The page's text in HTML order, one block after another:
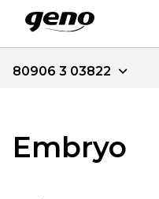
80906 3 03822
Embryo